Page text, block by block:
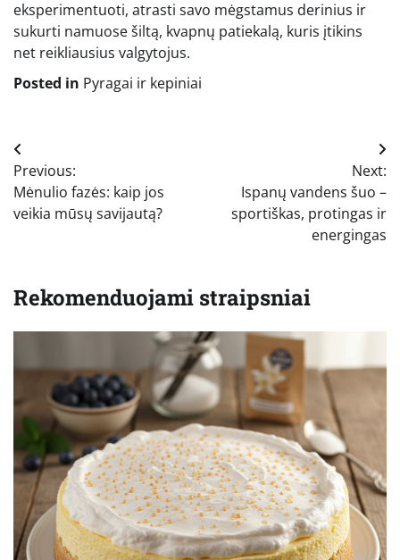
eksperimentuoti, atrasti savo mėgstamus derinius ir
sukurti namuose šiltą, kvapnų patiekalą, kuris įtikins
net reikliausius valgytojus.
Posted in Pyragai ir kepiniai
Navigacija
tarp
įrašų
Previous:
Mėnulio fazės: kaip jos
veikia mūsų savijautą?
Next:
Ispanų vandens šuo –
sportiškas, protingas ir
energingas
Rekomenduojami straipsniai